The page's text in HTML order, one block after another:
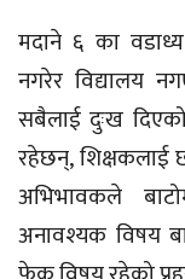
मदाने ६ का
नगरेर विद्यालय
सबैलाई दुःख
रहेछन्, शिक्षकलाई
अभिभावकले
अनावश्यक विषय